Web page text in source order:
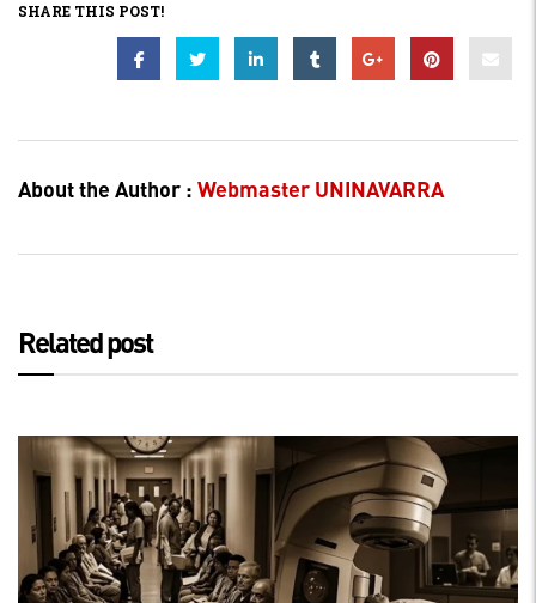
SHARE THIS POST!
About the Author : Webmaster UNINAVARRA
Related post